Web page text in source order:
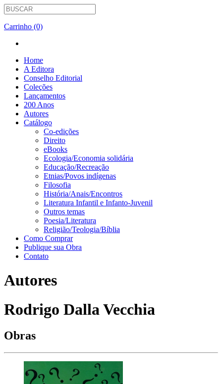
Carrinho (0)
Home
A Editora
Conselho Editorial
Coleções
Lançamentos
200 Anos
Autores
Catálogo
Co-edições
Direito
eBooks
Ecologia/Economia solidária
Educação/Recreação
Etnias/Povos indígenas
Filosofia
História/Anais/Encontros
Literatura Infantil e Infanto-Juvenil
Outros temas
Poesia/Literatura
Religião/Teologia/Bíblia
Como Comprar
Publique sua Obra
Contato
Autores
Rodrigo Dalla Vecchia
Obras